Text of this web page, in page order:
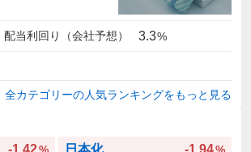
配当利回り（会社予想） 3.3%
全カテゴリーの人気ランキングをもっと見る
-1.42% 日本化 -1.94%